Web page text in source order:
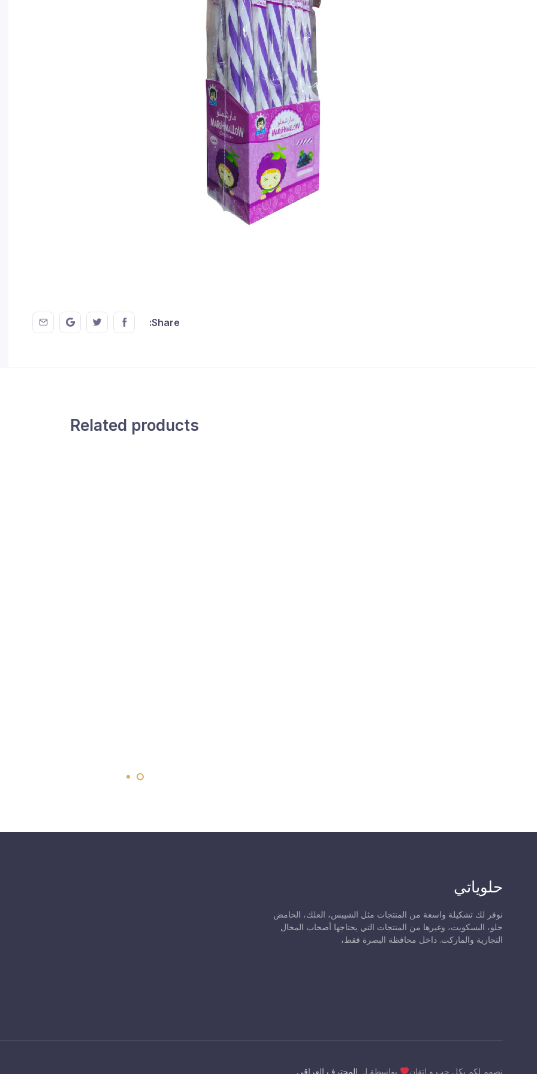
Share:
Share this on FaceBook
Share this on Twitter
on GMail
Related products
حلوياتي
نوفر لك تشكيلة واسعة من المنتجات مثل الشيبس، العلك، الحامض
حلو، البسكويت، وغيرها من المنتجات التي يحتاجها أصحاب المحال
التجارية والماركت. داخل محافظة البصرة فقط،
نصمم لكم بكل حب و إتقان بواسطة لـ المحترف العراقي